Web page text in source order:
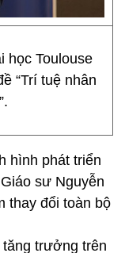
học Toulouse
“Trí tuệ nhân
hình phát triển
sư Nguyễn
thay đổi toàn bộ
trưởng trên